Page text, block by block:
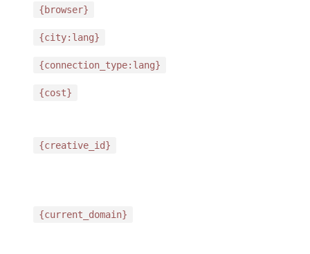
{browser}
{city:lang}
{connection_type:lang}
{cost}
{creative_id}
{current_domain}